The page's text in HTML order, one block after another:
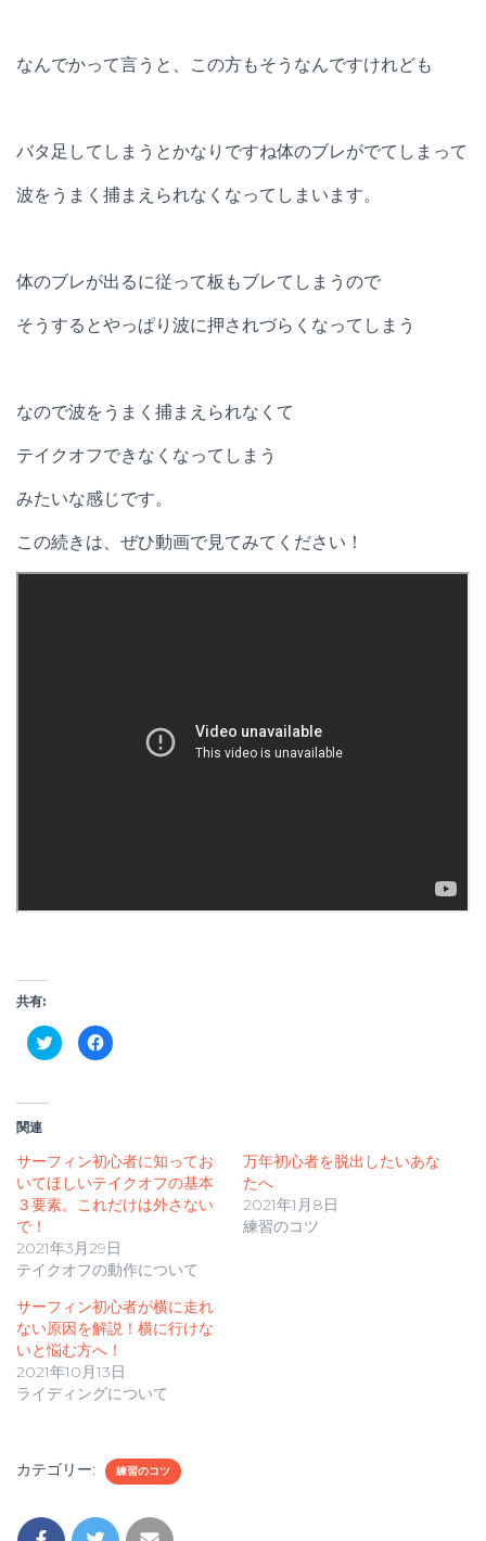
なんでかって言うと、この方もそうなんですけれども
バタ足してしまうとかなりですね体のブレがでてしまって
波をうまく捕まえられなくなってしまいます。
体のブレが出るに従って板もブレてしまうので
そうするとやっぱり波に押されづらくなってしまう
なので波をうまく捕まえられなくて
テイクオフできなくなってしまう
みたいな感じです。
この続きは、ぜひ動画で見てみてください！
共有:
ク
リ
t
t
e
r
で
(
新
し
ウ
ィ
ン
ド
ウ
で
開
き
F
a
共
有
す
る
に
リ
ッ
ク
て
く
だ
さ
い
(
新
し
い
ド
ウ
で
ま
す
関連
サーフィン初心者に知ってお
いてほしいテイクオフの基本
３要素。これだけは外さない
で！
2021年3月29日
テイクオフの動作について
万年初心者を脱出したいあな
たへ
2021年1月8日
練習のコツ
サーフィン初心者が横に走れ
ない原因を解説！横に行けな
いと悩む方へ！
2021年10月13日
ライディングについて
カテゴリー: 練習のコツ